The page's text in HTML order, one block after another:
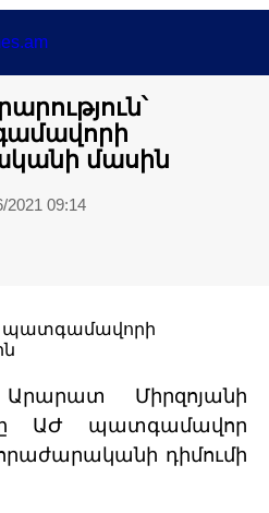
մասին
2021 09:14
Միրզոյանի
ԱԺ պատգամավոր
դիմումի